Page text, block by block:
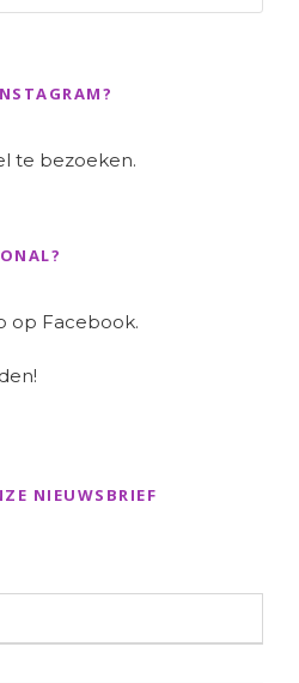
te bezoeken.
op Facebook.
NIEUWSBRIEF